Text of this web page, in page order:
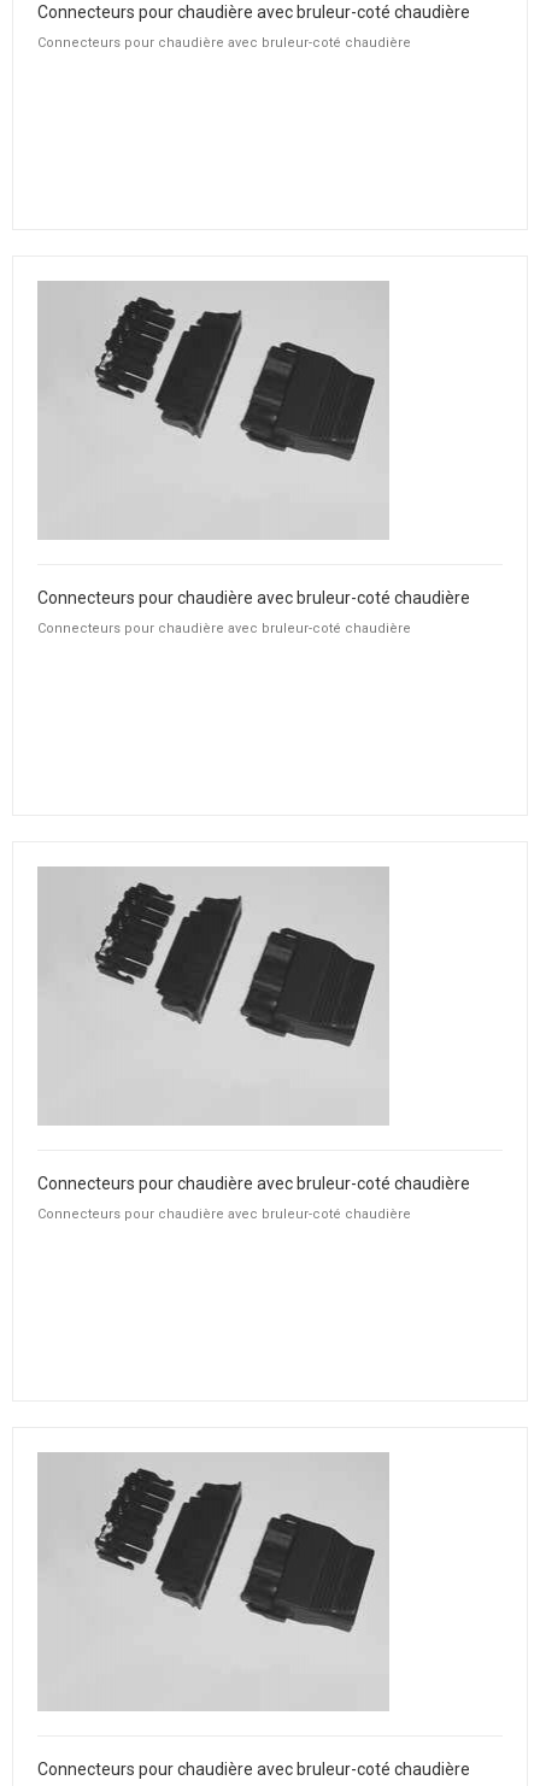
Connecteurs pour chaudière avec bruleur-coté chaudière
Connecteurs pour chaudière avec bruleur-coté chaudière
Connecteurs pour chaudière avec bruleur-coté chaudière
Connecteurs pour chaudière avec bruleur-coté chaudière
Connecteurs pour chaudière avec bruleur-coté chaudière
Connecteurs pour chaudière avec bruleur-coté chaudière
Connecteurs pour chaudière avec bruleur-coté chaudière